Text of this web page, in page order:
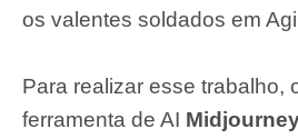
os valentes soldados em
Para realizar esse trabalho,
ferramenta de AI